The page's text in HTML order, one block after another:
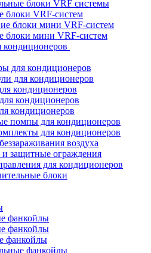
блоки VRF системы
блоки VRF-систем
блоки мини VRF-систем
блоки мини VRF-систем
кондиционеров
для кондиционеров
для кондиционеров
кондиционеров
кондиционеров
кондиционеров
помпы для кондиционеров
для кондиционеров
воздуха
защитные ограждения
для кондиционеров
блоки
фанкойлы
фанкойлы
фанкойлы
фанкойлы